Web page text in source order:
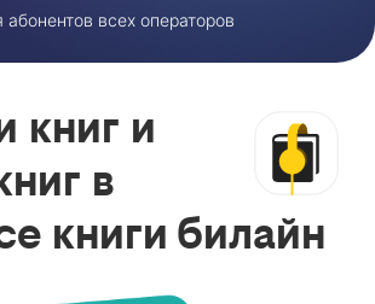
абонентов всех операторов
книг и
в
книги билайн